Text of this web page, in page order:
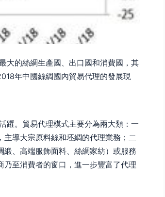
大的絲綢生產國、出口國和消費國，其
年中國絲綢國內貿易代理的發展現
躍。貿易代理模式主要分為兩大類：一
導大宗原料絲和坯綢的代理業務；二
、高端服飾面料、絲綢家紡）或服務
至消費者的窗口，進一步豐富了代理